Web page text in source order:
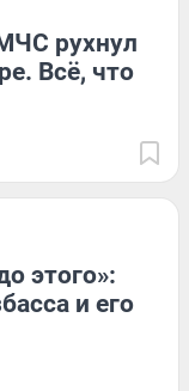
рухнул
Всё, что
этого»:
и его